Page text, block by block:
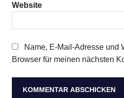
Website
Name, E-Mail-Adresse und
Browser für meinen nächsten